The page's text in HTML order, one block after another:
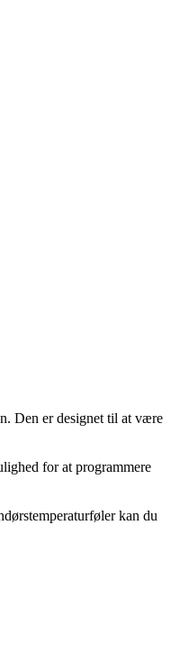
Den er designet til at være
for at programmere
kan du